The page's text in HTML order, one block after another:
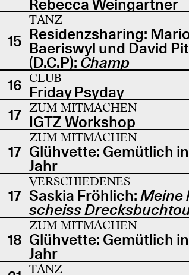
Rebecca Weingartner
15
TANZ
Residenzsharing:
Baeriswyl und David
(D.C.P): Champ
16 CLUB
Friday Psyday
17 ZUM MITMACHEN
IGTZ Workshop
17
ZUM MITMACHEN
Glühvette: Gemütlich
Jahr
17
VERSCHIEDENES
Saskia Fröhlich: Meine
scheiss
18
ZUM MITMACHEN
Glühvette: Gemütlich
Jahr
TANZ